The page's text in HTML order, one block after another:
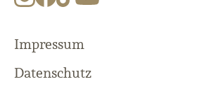
Impressum
Datenschutz